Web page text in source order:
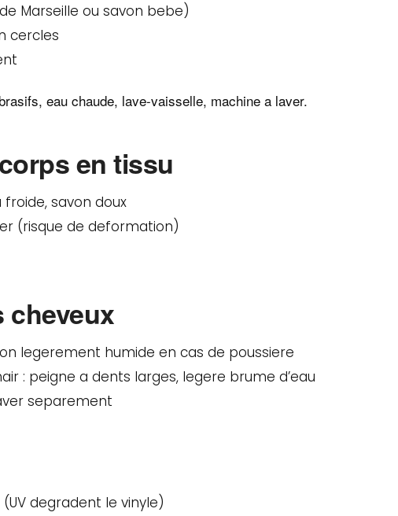
Marseille ou savon bebe)
cercles
eau chaude, lave-vaisselle, machine a laver.
en tissu
froide, savon doux
(risque de deformation)
cheveux
legerement humide en cas de poussiere
: peigne a dents larges, legere brume d’eau
separement
degradent le vinyle)